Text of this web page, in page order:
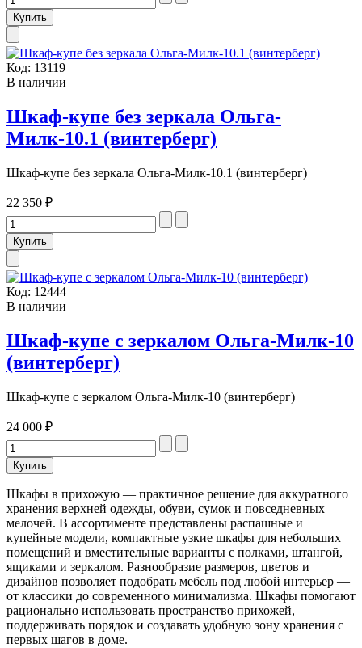
Код: 13119
В наличии
Шкаф-купе без зеркала Ольга-
Милк-10.1 (винтерберг)
Шкаф-купе без зеркала Ольга-Милк-10.1 (винтерберг)
22 350 ₽
Код: 12444
В наличии
Шкаф-купе с зеркалом Ольга-Милк-10
(винтерберг)
Шкаф-купе с зеркалом Ольга-Милк-10 (винтерберг)
24 000 ₽
Шкафы в прихожую — практичное решение для аккуратного
хранения верхней одежды, обуви, сумок и повседневных
мелочей. В ассортименте представлены распашные и
купейные модели, компактные узкие шкафы для небольших
помещений и вместительные варианты с полками, штангой,
ящиками и зеркалом. Разнообразие размеров, цветов и
дизайнов позволяет подобрать мебель под любой интерьер —
от классики до современного минимализма. Шкафы помогают
рационально использовать пространство прихожей,
поддерживать порядок и создавать удобную зону хранения с
первых шагов в доме.